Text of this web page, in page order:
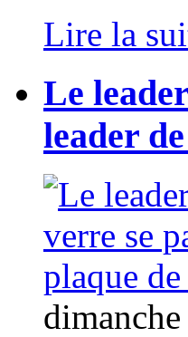
Lire la
Le
leader